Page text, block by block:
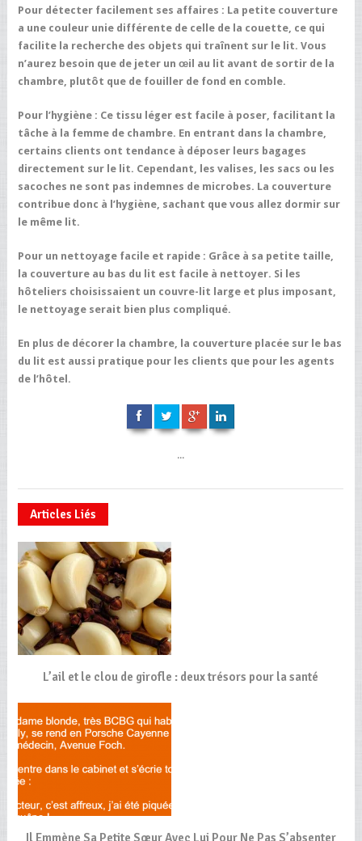
Pour détecter facilement ses affaires : La petite couverture
a une couleur unie différente de celle de la couette, ce qui
facilite la recherche des objets qui traînent sur le lit. Vous
n’aurez besoin que de jeter un œil au lit avant de sortir de la
chambre, plutôt que de fouiller de fond en comble.
Pour l’hygiène : Ce tissu léger est facile à poser, facilitant la
tâche à la femme de chambre. En entrant dans la chambre,
certains clients ont tendance à déposer leurs bagages
directement sur le lit. Cependant, les valises, les sacs ou les
sacoches ne sont pas indemnes de microbes. La couverture
contribue donc à l’hygiène, sachant que vous allez dormir sur
le même lit.
Pour un nettoyage facile et rapide : Grâce à sa petite taille,
la couverture au bas du lit est facile à nettoyer. Si les
hôteliers choisissaient un couvre-lit large et plus imposant,
le nettoyage serait bien plus compliqué.
En plus de décorer la chambre, la couverture placée sur le bas
du lit est aussi pratique pour les clients que pour les agents
de l’hôtel.
...
Articles Liés
L’ail et le clou de girofle : deux trésors pour la santé
Il Emmène Sa Petite Sœur Avec Lui Pour Ne Pas S’absenter